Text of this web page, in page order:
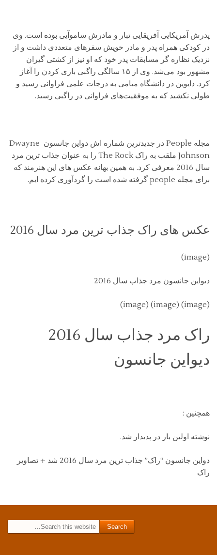
پدرش آمریکایی آفریقایی تبار و مادرش ساموآیی بوده است. وی
در کودکی همراه پدر و مادر خویش سفرهای متعددی داشت و از
نزدیک نظاره گر مسابقات پدر خود که او نیز از کشتی گیران
مشهور بود می‌شد. وی از ۱۵ سالگی راگبی بازی کردن را آغاز
کرد. دایوین در دانشگاه میامی به درجات علمی فراوانی رسید و
طولی نکشید که به موفقیت‌های فراوانی در راگبی رسید.
مجله People در جدیدترین شماره اش دواین جانسون Dwayne
Johnson ملقب به راک The Rock را به عنوان جذاب ترین مرد
سال 2016 معرفی کرد. به همین بهانه عکس های این هنرمند که
برای مجله people گرفته شده است را گردآوری کرده ایم.
عکس های راک جذاب ترین مرد سال 2016
(image)
دیواین جانسون مرد جذاب سال 2016
(image) (image) (image)
راک مرد جذاب سال 2016
دیواین جانسون
همچنین :
نوشته اولین بار در پدیدار شد.
دواین جانسون “راک” جذاب ترین مرد سال 2016 شد + تصاویر
راک